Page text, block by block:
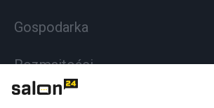
Gospodarka
Rozmaitości